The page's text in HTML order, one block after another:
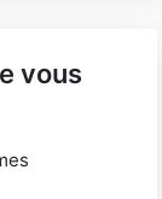
vous